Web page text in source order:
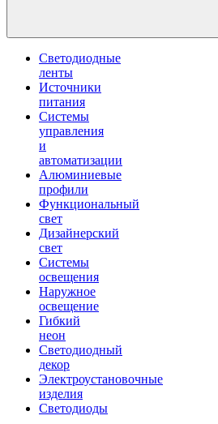
Светодиодные
ленты
Источники
питания
Системы
управления
и
автоматизации
Алюминиевые
профили
Функциональный
свет
Дизайнерский
свет
Системы
освещения
Наружное
освещение
Гибкий
неон
Светодиодный
декор
Электроустановочные
изделия
Светодиоды